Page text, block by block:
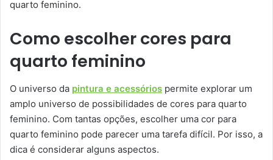
quarto feminino.
Como escolher cores para
quarto feminino
O universo da pintura e acessórios permite explorar um
amplo universo de possibilidades de cores para quarto
feminino. Com tantas opções, escolher uma cor para
quarto feminino pode parecer uma tarefa difícil. Por isso, a
dica é considerar alguns aspectos.